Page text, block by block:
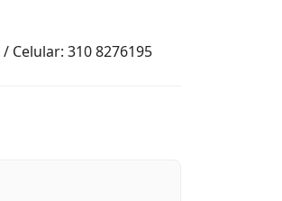
/ Celular: 310 8276195